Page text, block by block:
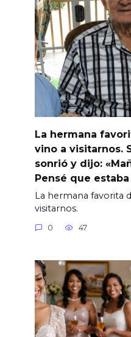
La hermana
vino a visitarnos.
sonrió y dijo:
Pensé que
La hermana favorita
visitarnos.
0 47